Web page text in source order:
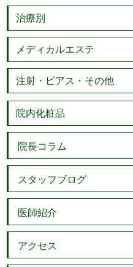
治療別
メディカルエステ
注射・ピアス・その他
院内化粧品
院長コラム
スタッフブログ
医師紹介
アクセス